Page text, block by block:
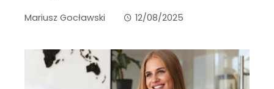
Mariusz Gocławski 12/08/2025